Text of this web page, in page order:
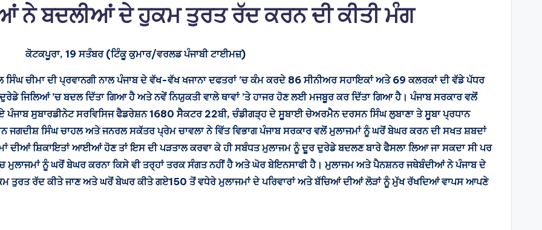
ਨੇ ਬਦਲੀਆਂ ਦੇ ਹੁਕਮ ਤੁਰਤ ਰੱਦ ਕਰਨ ਦੀ ਕੀਤੀ ਮੰਗ
ਕੋਟਕਪੂਰਾ, 19 ਸਤੰਬਰ (ਟਿੰਕੂ ਕੁਮਾਰ/ਵਰਲਡ ਪੰਜਾਬੀ ਟਾਈਮਜ਼)
ਸਿੰਘ ਚੀਮਾ ਦੀ ਪ੍ਰਵਾਨਗੀ ਨਾਲ ਪੰਜਾਬ ਦੇ ਵੱਖ-ਵੱਖ ਖਜਾਨਾ ਦਫਤਰਾਂ ’ਚ ਕੰਮ ਕਰਦੇ 86 ਸੀਨੀਅਰ ਸਹਾਇਕਾਂ ਅਤੇ 69 ਕਲਰਕਾਂ ਦੀ ਵੱਡੇ ਪੱਧਰ
ਜਿਲਿਆਂ ’ਚ ਬਦਲ ਦਿੱਤਾ ਗਿਆ ਹੈ ਅਤੇ ਨਵੇਂ ਨਿਯੁਕਤੀ ਵਾਲੇ ਥਾਵਾਂ ’ਤੇ ਹਾਜਰ ਹੋਣ ਲਈ ਮਜਬੂਰ ਕਰ ਦਿੱਤਾ ਗਿਆ ਹੈ। ਪੰਜਾਬ ਸਰਕਾਰ ਵਲੋਂ
ਸੁਬਾਰਡੀਨੇਟ ਸਰਵਿਸਿਜ ਫੈਡਰੇਸ਼ਨ 1680 ਸੈਕਟਰ 22ਬੀ, ਚੰਡੀਗੜ੍ਹ ਦੇ ਸੂਬਾਈ ਚੇਅਰਮੈਨ ਦਰਸਨ ਸਿੰਘ ਲੁਬਾਣਾ ਤੇ ਸੂਬਾ ਪ੍ਰਧਾਨ
ਜਗਦੀਸ਼ ਸਿੰਘ ਚਾਹਲ ਅਤੇ ਜਨਰਲ ਸਕੱਤਰ ਪ੍ਰੇਮ ਚਾਵਲਾ ਨੇ ਵਿੱਤ ਵਿਭਾਗ ਪੰਜਾਬ ਸਰਕਾਰ ਵਲੋਂ ਮੁਲਾਜਮਾਂ ਨੂੰ ਘਰੋਂ ਬੇਘਰ ਕਰਨ ਦੀ ਸਖਤ ਸ਼ਬਦਾਂ
ਦੀਆਂ ਸ਼ਿਕਾਇਤਾਂ ਆਈਆਂ ਹੋਣ ਤਾਂ ਇਸ ਦੀ ਪੜਤਾਲ ਕਰਵਾ ਕੇ ਹੀ ਸਬੰਧਤ ਮੁਲਾਜਮ ਨੂੰ ਦੂਰ ਦੁਰੇਡੇ ਬਦਲਣ ਬਾਰੇ ਫੈਸਲਾ ਲਿਆ ਜਾ ਸਕਦਾ ਸੀ ਪਰ
’ਚ ਮੁਲਾਜਮਾਂ ਨੂੰ ਘਰੋਂ ਬੇਘਰ ਕਰਨਾ ਕਿਸੇ ਵੀ ਤਰ੍ਹਾਂ ਤਰਕ ਸੰਗਤ ਨਹੀਂ ਹੈ ਅਤੇ ਘੋਰ ਬੇਇਨਸਾਫੀ ਹੈ। ਮੁਲਾਜਮ ਅਤੇ ਪੈਨਸ਼ਨਰ ਜਥੇਬੰਦੀਆਂ ਨੇ ਪੰਜਾਬ ਦੇ
ਤੁਰਤ ਰੱਦ ਕੀਤੇ ਜਾਣ ਅਤੇ ਘਰੋਂ ਬੇਘਰ ਕੀਤੇ ਗਏ150 ਤੋਂ ਵਧੇਰੇ ਮੁਲਾਜਮਾਂ ਦੇ ਪਰਿਵਾਰਾਂ ਅਤੇ ਬੱਚਿਆਂ ਦੀਆਂ ਲੋੜਾਂ ਨੂੰ ਮੁੱਖ ਰੱਖਦਿਆਂ ਵਾਪਸ ਆਪਣੇ